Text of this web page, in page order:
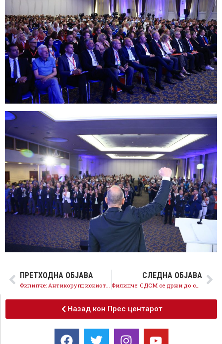
ПРЕТХОДНА ОБЈАВА СЛЕДНА ОБЈАВА
Филипче: СДСМ се држи до суштината, правда наместо привилегии, солидарност наместо страв
Назад кон Прес центарот